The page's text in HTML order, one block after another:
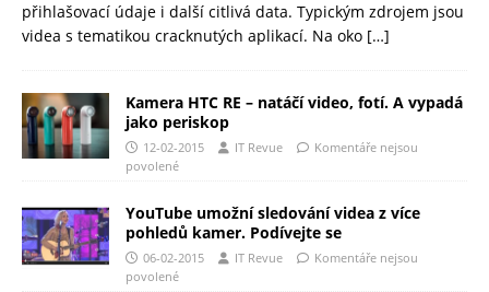
přihlašovací údaje i další citlivá data. Typickým zdrojem jsou
videa s tematikou cracknutých aplikací. Na oko […]
Kamera HTC RE – natáčí video, fotí. A vypadá
jako periskop
12-02-2015 IT Revue
Komentáře nejsou
povolené
YouTube umožní sledování videa z více
pohledů kamer. Podívejte se
06-02-2015 IT Revue
Komentáře nejsou
povolené